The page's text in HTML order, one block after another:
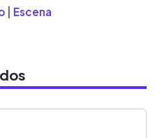
Escena